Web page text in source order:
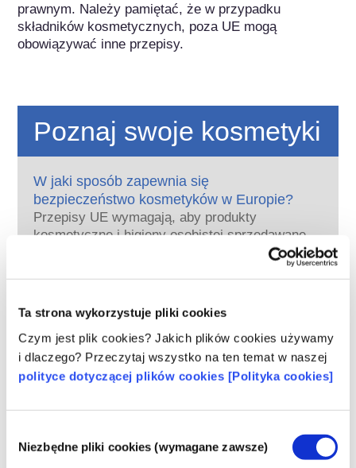
Ta strona wykorzystuje pliki cookies
Czym jest plik cookies? Jakich plików cookies używamy
i dlaczego? Przeczytaj wszystko na ten temat w naszej
polityce dotyczącej plików cookies [Polityka cookies]
zgody
Niezbędne pliki cookies (wymagane zawsze)
prawnym. Należy pamiętać, że w przypadku
składników kosmetycznych, poza UE mogą
obowiązywać inne przepisy.
Poznaj swoje kosmetyki
W jaki sposób zapewnia się
bezpieczeństwo kosmetyków w Europie?
Przepisy UE wymagają, aby produkty
kosmetyczne i higieny osobistej sprzedawane
w Unii Europejskiej były bezpieczne. Firmy
oraz krajowe i europejskie organy regulacyjne
bezpieczeństwo produktów kosmetycznych.
zaburzających gospodarkę hormonalną
(ED)?
Niektórym składnikom stosowanym w
kosmetykach przypisuje się, że są
„substancjami zaburzającymi gospodarkę
hormon, nie oznacza to, że zakłóci
zwierzętach? Nie!